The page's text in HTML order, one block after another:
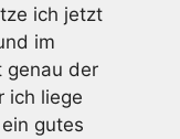
ich jetzt
im
genau der
ich liege
gutes